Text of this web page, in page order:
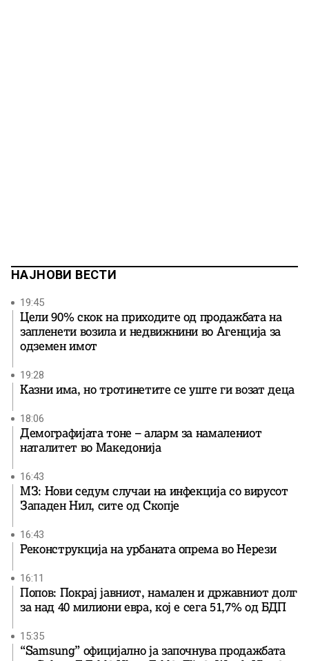
НАЈНОВИ ВЕСТИ
19:45
Цели 90% скок на приходите од продажбата на
запленети возила и недвижнини во Агенција за
одземен имот
19:28
Казни има, но тротинетите се уште ги возат деца
18:06
Демографијата тоне – аларм за намалениот
наталитет во Македонија
16:43
МЗ: Нови седум случаи на инфекција со вирусот
Западен Нил, сите од Скопје
16:43
Реконструкција на урбаната опрема во Нерези
16:11
Попов: Покрај јавниот, намален и државниот долг
за над 40 милиони евра, кој e сега 51,7% од БДП
15:35
“Samsung” официјално ја започнува продажбата